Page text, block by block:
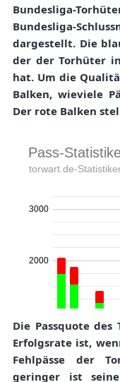
Bundesliga-
Bundesliga-
dargestellt. Die
der der Torhüter
hat. Um die
Balken, wieviele
Der rote Balken
Die Passquote
Erfolgsrate ist,
Fehlpässe der
geringer ist